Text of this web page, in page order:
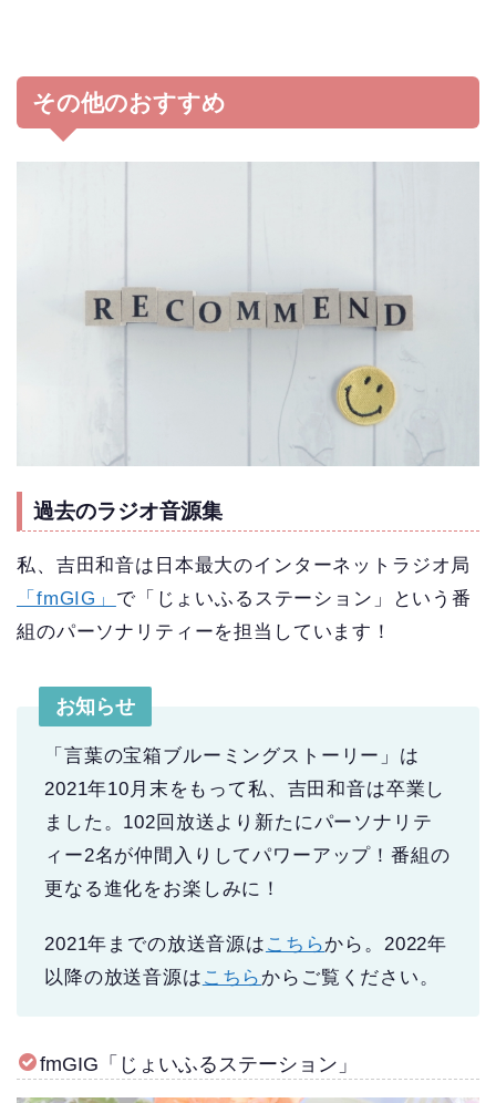
その他のおすすめ
過去のラジオ音源集
私、吉田和音は日本最大のインターネットラジオ局
「fmGIG」 で「じょいふるステーション」という番
組のパーソナリティーを担当しています！
お知らせ
「言葉の宝箱ブルーミングストーリー」は
2021年10月末をもって私、吉田和音は卒業し
ました。102回放送より新たにパーソナリテ
ィー2名が仲間入りしてパワーアップ！番組の
更なる進化をお楽しみに！
2021年までの放送音源は こちらから。2022年
以降の放送音源は こちら からご覧ください。
fmGIG「じょいふるステーション」